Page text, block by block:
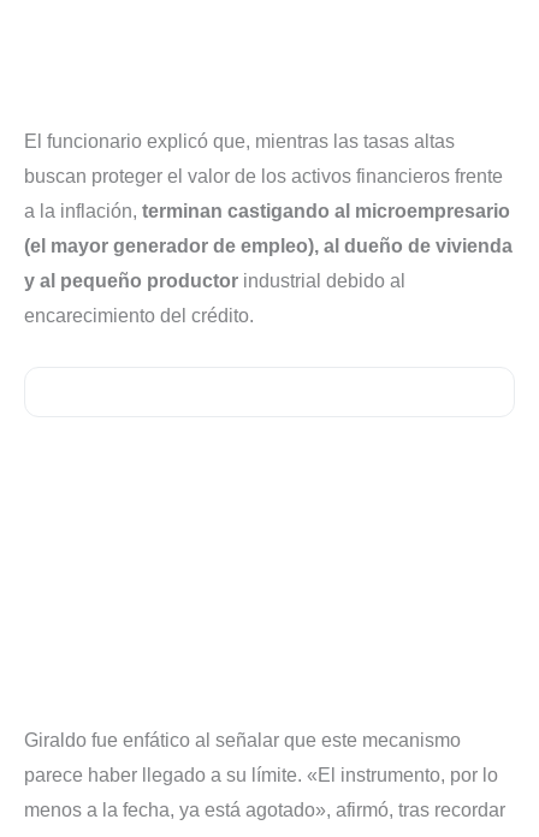
El funcionario explicó que, mientras las tasas altas
buscan proteger el valor de los activos financieros frente
a la inflación, terminan castigando al microempresario
(el mayor generador de empleo), al dueño de vivienda
y al pequeño productor industrial debido al
encarecimiento del crédito.
Giraldo fue enfático al señalar que este mecanismo
parece haber llegado a su límite. «El instrumento, por lo
menos a la fecha, ya está agotado», afirmó, tras recordar